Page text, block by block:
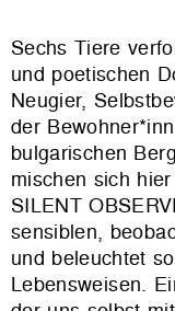
Sechs Tiere
und poetischen
Neugier,
der
bulgarischen
mischen sich
SILENT
sensiblen,
und beleuchtet
Lebensweisen.